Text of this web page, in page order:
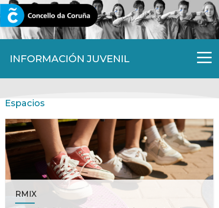
INFORMACIÓN JUVENIL
CORUNA.GAL
Espacios
RMIX